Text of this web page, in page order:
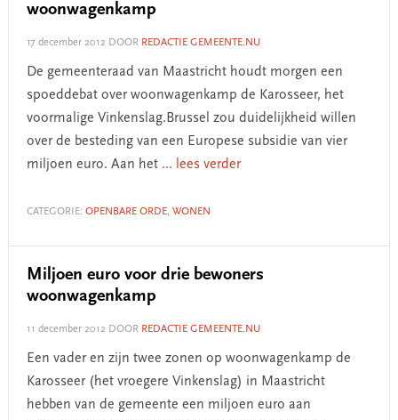
woonwagenkamp
17 december 2012DOOR REDACTIE GEMEENTE.NU
De gemeenteraad van Maastricht houdt morgen een
spoeddebat over woonwagenkamp de Karosseer, het
voormalige Vinkenslag.Brussel zou duidelijkheid willen
over de besteding van een Europese subsidie van vier
miljoen euro. Aan het ... lees verder
CATEGORIE: OPENBARE ORDE, WONEN
Miljoen euro voor drie bewoners
woonwagenkamp
11 december 2012DOOR REDACTIE GEMEENTE.NU
Een vader en zijn twee zonen op woonwagenkamp de
Karosseer (het vroegere Vinkenslag) in Maastricht
hebben van de gemeente een miljoen euro aan